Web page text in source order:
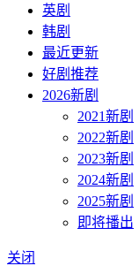
英剧
韩剧
最近更新
好剧推荐
2026新剧
2021新剧
2022新剧
2023新剧
2024新剧
2025新剧
即将播出
关闭